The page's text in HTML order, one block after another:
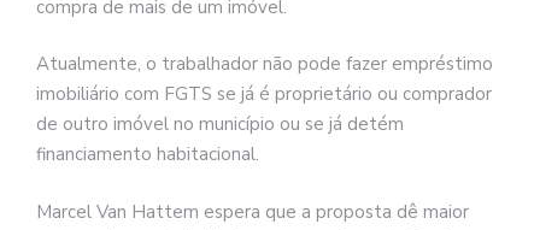
compra de mais de um imóvel.
Atualmente, o trabalhador não pode fazer empréstimo
imobiliário com FGTS se já é proprietário ou comprador
de outro imóvel no município ou se já detém
financiamento habitacional.
Marcel Van Hattem espera que a proposta dê maior